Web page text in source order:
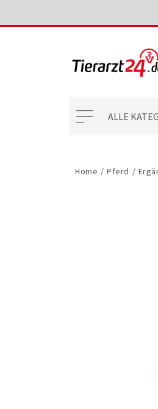
ALLE
Home / Pferd /